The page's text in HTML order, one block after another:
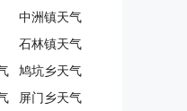
中洲镇天气
石林镇天气
鸠坑乡天气
屏门乡天气